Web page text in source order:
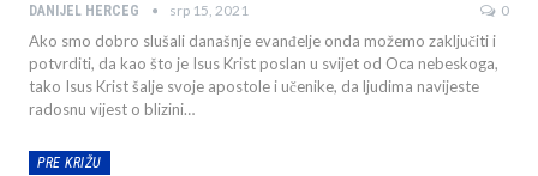
DANIJEL HERCEG srp 15, 2021 0
Ako smo dobro slušali današnje evanđelje onda možemo zaključiti i
potvrditi, da kao što je Isus Krist poslan u svijet od Oca nebeskoga,
tako Isus Krist šalje svoje apostole i učenike, da ljudima navijeste
radosnu vijest o blizini…
PRE KRIŽU